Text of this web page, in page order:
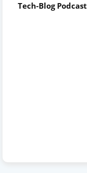
Tech-Blog Podcast